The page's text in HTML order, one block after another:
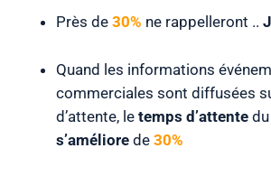
Près de 30% ne rappelleront ..
Quand les informations
commerciales sont diffusées
d’attente, le temps d’attentedu
s’améliorede 30%